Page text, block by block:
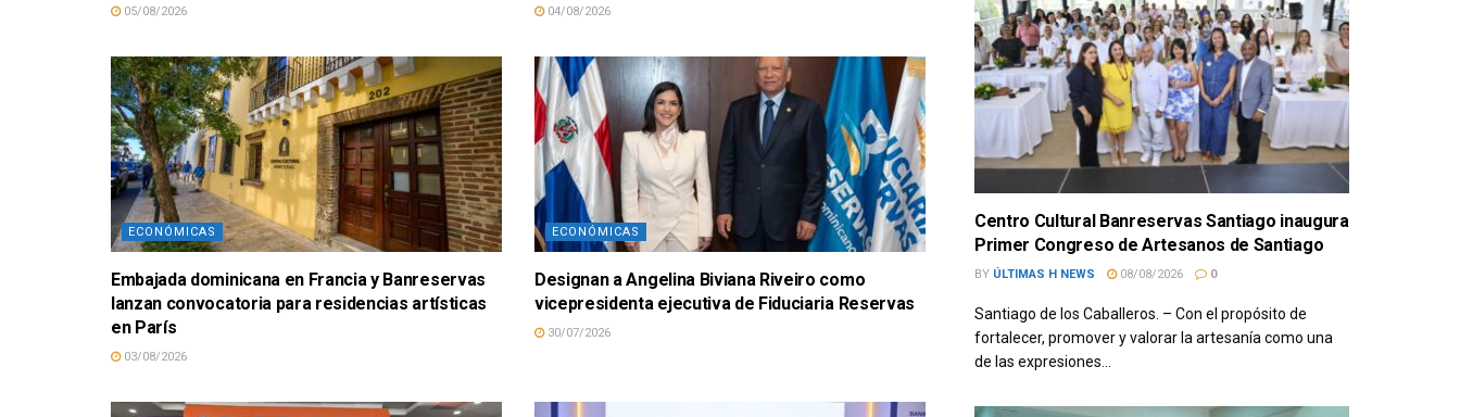
05/08/2026 04/08/2026
ECONÓMICAS
Embajada dominicana en Francia y Banreservas
lanzan convocatoria para residencias artísticas
en París
03/08/2026
ECONÓMICAS
Designan a Angelina Biviana Riveiro como
vicepresidenta ejecutiva de Fiduciaria Reservas
30/07/2026
Centro Cultural Banreservas Santiago inaugura
Primer Congreso de Artesanos de Santiago
BY ÚLTIMAS H NEWS 08/08/2026 0
Santiago de los Caballeros. – Con el propósito de
fortalecer, promover y valorar la artesanía como una
de las expresiones...